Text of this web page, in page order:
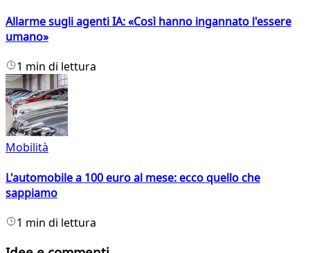
Allarme sugli agenti IA: «Così hanno ingannato l'essere
umano»
1 min di lettura
Mobilità
L'automobile a 100 euro al mese: ecco quello che
sappiamo
1 min di lettura